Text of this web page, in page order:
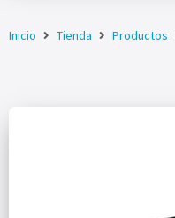
Inicio Tienda Productos